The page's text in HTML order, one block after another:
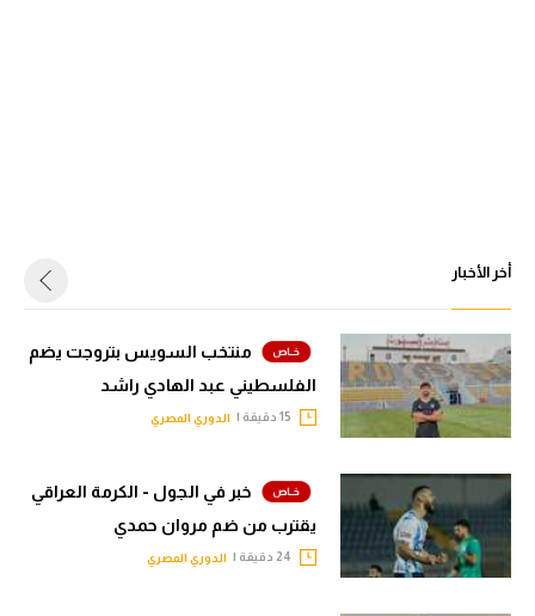
أخر الأخبار
منتخب السويس بتروجت يضم
الفلسطيني عبد الهادي راشد
الدوري المصري
خبر في الجول - الكرمة العراقي
يقترب من ضم مروان حمدي
الدوري المصري